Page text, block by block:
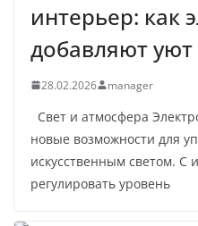
интерьер: как
добавляют уют
28.02.2026 manager
Свет и атмосфера
новые возможности для
искусственным светом.
регулировать уровень